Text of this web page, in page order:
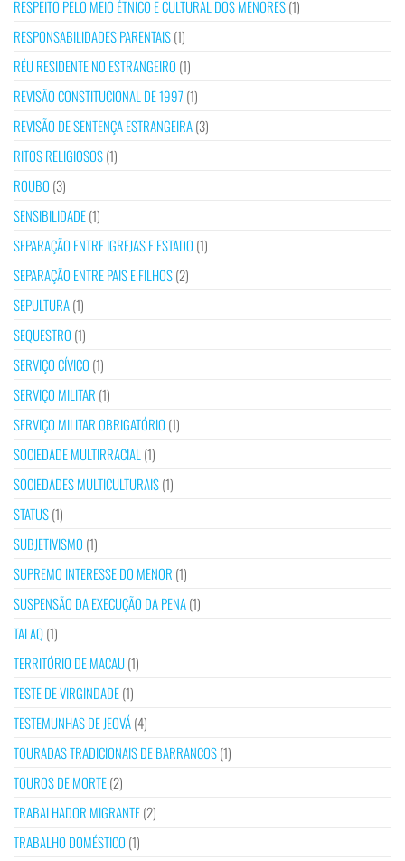
RESPEITO PELO MEIO ÉTNICO E CULTURAL DOS MENORES(1)
RESPONSABILIDADES PARENTAIS(1)
RÉU RESIDENTE NO ESTRANGEIRO (1)
REVISÃO CONSTITUCIONAL DE 1997 (1)
REVISÃO DE SENTENÇA ESTRANGEIRA(3)
RITOS RELIGIOSOS(1)
ROUBO (3)
SENSIBILIDADE(1)
SEPARAÇÃO ENTRE IGREJAS E ESTADO (1)
SEPARAÇÃO ENTRE PAIS E FILHOS(2)
SEPULTURA(1)
SEQUESTRO (1)
SERVIÇO CÍVICO (1)
SERVIÇO MILITAR (1)
SERVIÇO MILITAR OBRIGATÓRIO (1)
SOCIEDADE MULTIRRACIAL (1)
SOCIEDADES MULTICULTURAIS(1)
STATUS(1)
SUBJETIVISMO (1)
SUPREMO INTERESSE DO MENOR (1)
SUSPENSÃO DA EXECUÇÃO DA PENA(1)
TALAQ(1)
TERRITÓRIO DE MACAU(1)
TESTE DE VIRGINDADE(1)
TESTEMUNHAS DE JEOVÁ(4)
TOURADAS TRADICIONAIS DE BARRANCOS(1)
TOUROS DE MORTE(2)
TRABALHADOR MIGRANTE(2)
TRABALHO DOMÉSTICO (1)